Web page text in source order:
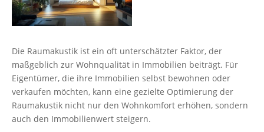
Die Raumakustik ist ein oft unterschätzter Faktor, der
maßgeblich zur Wohnqualität in Immobilien beiträgt. Für
Eigentümer, die ihre Immobilien selbst bewohnen oder
verkaufen möchten, kann eine gezielte Optimierung der
Raumakustik nicht nur den Wohnkomfort erhöhen, sondern
auch den Immobilienwert steigern.